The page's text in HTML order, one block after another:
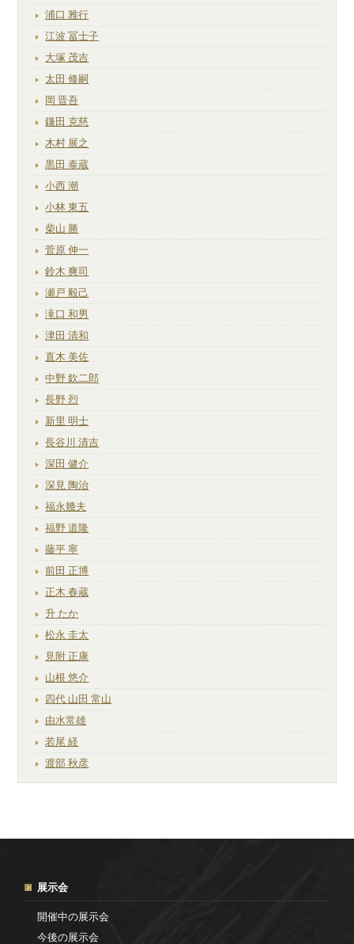
浦口 雅行
江波 冨士子
大塚 茂吉
太田 修嗣
岡 晋吾
鎌田 克慈
木村 展之
黒田 泰蔵
小西 潮
小林 東五
柴山 勝
菅原 伸一
鈴木 爽司
瀬戸 毅己
滝口 和男
津田 清和
直木 美佐
中野 欽二郎
長野 烈
新里 明士
長谷川 清吉
深田 健介
深見 陶治
福永幾夫
福野 道隆
藤平 寧
前田 正博
正木 春蔵
升 たか
松永 圭太
見附 正康
山根 悠介
四代 山田 常山
由水常雄
若尾 経
渡部 秋彦
展示会
開催中の展示会
今後の展示会